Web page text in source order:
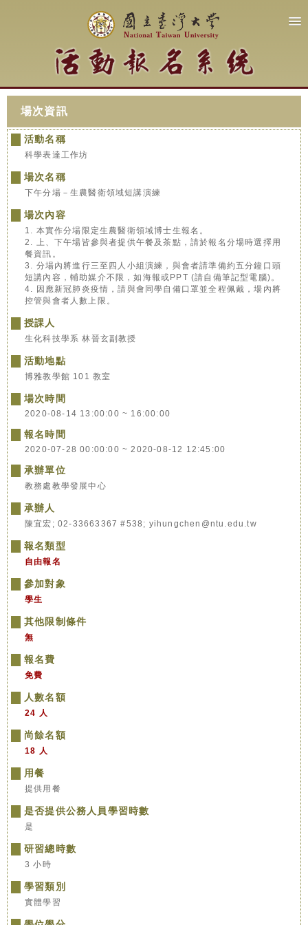
場次資訊
活動名稱
科學表達工作坊
場次名稱
下午分場－生農醫衛領域短講演練
場次內容
1. 本實作分場限定生農醫衛領域博士生報名。
2. 上、下午場皆參與者提供午餐及茶點，請於報名分場時選擇用
餐資訊。
3. 分場內將進行三至四人小組演練，與會者請準備約五分鐘口頭
短講內容，輔助媒介不限，如海報或PPT (請自備筆記型電腦)。
4. 因應新冠肺炎疫情，請與會同學自備口罩並全程佩戴，場內將
控管與會者人數上限。
授課人
生化科技學系 林晉玄副教授
活動地點
博雅教學館 101 教室
場次時間
2020-08-14 13:00:00 ~ 16:00:00
報名時間
2020-07-28 00:00:00 ~ 2020-08-12 12:45:00
承辦單位
教務處教學發展中心
承辦人
陳宜宏; 02-33663367 #538; yihungchen@ntu.edu.tw
報名類型
自由報名
參加對象
學生
其他限制條件
無
報名費
免費
人數名額
24 人
尚餘名額
18 人
用餐
提供用餐
是否提供公務人員學習時數
是
研習總時數
3 小時
學習類別
實體學習